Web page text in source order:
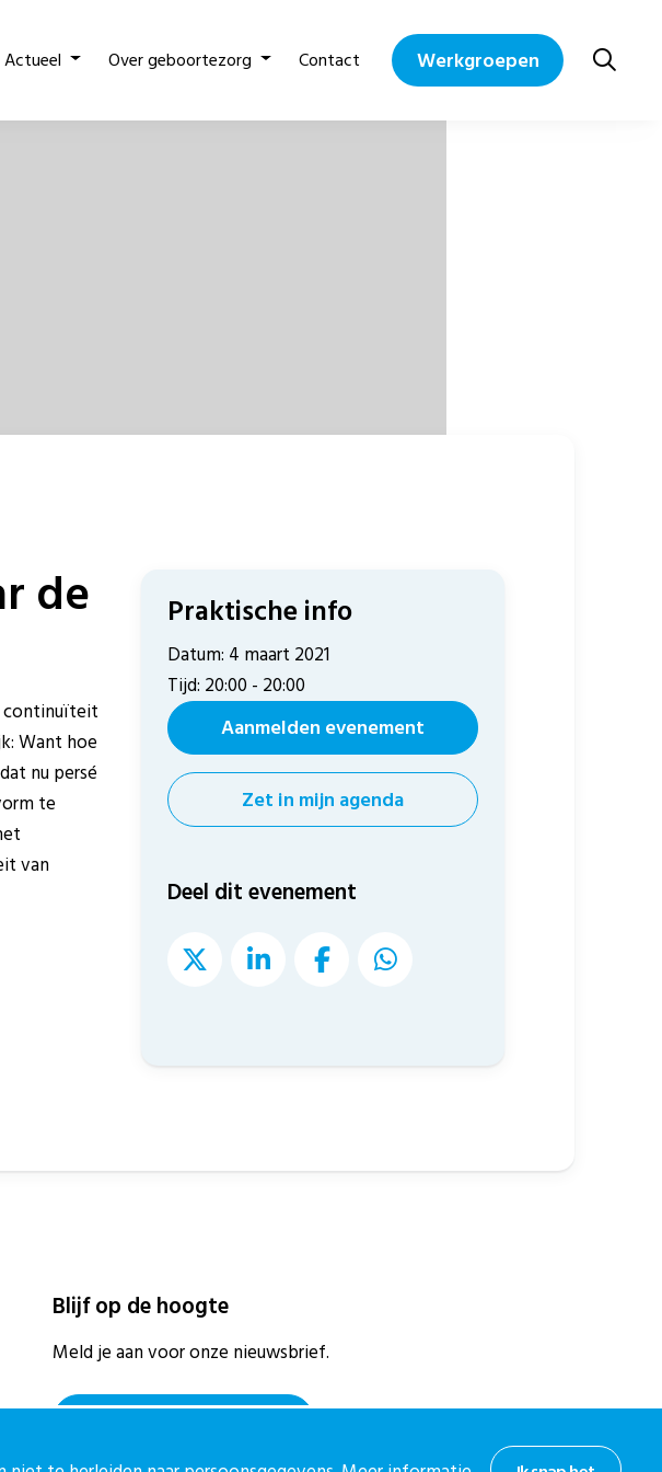
Actueel Over geboortezorg Contact Werkgroepen
de
continuïteit
Want hoe
nu persé
te
van
Praktische info
Datum: 4 maart 2021
Tijd: 20:00 - 20:00
Aanmelden evenement
Zet in mijn agenda
Deel dit evenement
Blijf op de hoogte
Meld je aan voor onze nieuwsbrief.